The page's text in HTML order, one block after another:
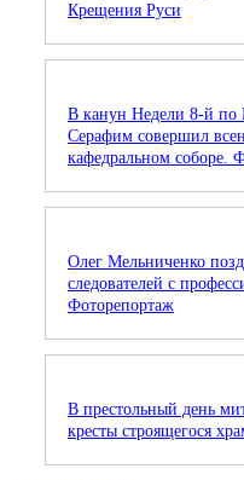
Крещения Руси
В канун Недели 8-й по
Серафим совершил
кафедральном соборе.
Олег Мельниченко
следователей с
Фоторепортаж
В престольный день
кресты строящегося